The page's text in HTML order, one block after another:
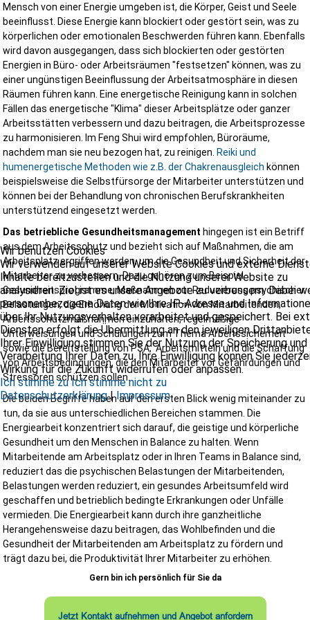
praxisnahen Lösungen
rechtssicherer Dokumentation
wirtschaftlichem Blick auf Ihr Bauprojekt
Wir verstehen uns nicht als Kontrolleur, sondern als Partner für
sicheren und erfolgreichen Bauablauf.
Jetzt Angebot anfordern und Ihr Bauprojekt professionell absichern!
Für welche Bauprojekte bieten wir SiGeKo-
an?
Unsere Leistungen eignen sich unter anderem für:
Wohnungsbau
Gewerbebauten
Industrieanlagen
öffentliche Bauvorhaben
Umbauten
Sanierungen
Infrastrukturprojekte
kommunale Bauvorhaben
Ganz gleich, ob kleines Bauprojekt oder Großbaustelle – wir
unterstützen Sie individuell und bedarfsgerecht.
Warum sich eine frühzeitige Beauftragung lohnt
Je früher ein SiGeKo eingebunden wird, desto besser können
vermieden werden. Eine frühzeitige Koordination ermöglicht:
optimierte Bauabläufe
weniger Nachträge
geringere Unfallgefahr
bessere Zusammenarbeit der Gewerke
höhere Planungssicherheit
weniger Haftungsrisiken
Sicherheit beginnt nicht auf der Baustelle – sondern bereits am
Planungstisch.
Wir sorgen für eine sichere Baustelle als Ihr SiGeKo
Schleswig-Holstein
Ob Neubau, Umbau oder Sanierung, wir sorgen dafür, dass Ihr
sicher, effizient und rechtskonform umgesetzt wird. Planen Sie ein
Bauvorhaben und benötigen einen SiGeKo in Schleswig-Holstein,
Mensch von einer Energie umgeben ist, die Körper, Geist und Seele
beeinflusst. Diese Energie kann blockiert oder gestört sein, was zu
körperlichen oder emotionalen Beschwerden führen kann. Ebenfalls
wird davon ausgegangen, dass sich blockierten oder gestörten
Energien in Büro- oder Arbeitsräumen "festsetzen" können, was zu
einer ungünstigen Beeinflussung der Arbeitsatmosphäre in diesen
Räumen führen kann. Eine energetische Reinigung kann in solchen
Fällen das energetische "Klima" dieser Arbeitsplätze oder ganzer
Arbeitsstätten verbessern und dazu beitragen, die Arbeitsprozesse
zu harmonisieren. Im Feng Shui wird empfohlen, Büroräume,
nachdem man sie neu bezogen hat, zu reinigen. Reiki und
humenergetische Methoden wie z.B. der Chakrenausgleich können
beispielsweise die Selbstfürsorge der Mitarbeiter unterstützen und
können bei der Behandlung von chronischen Berufskrankheiten
unterstützend eingesetzt werden.
Das betriebliche Gesundheitsmanagement hingegen ist ein Betriff
aus dem Arbeitsschutz und bezieht sich auf Maßnahmen, die am
Arbeitsplatz ergriffen werden, um die Gesundheit und Sicherheit der
Mitarbeiter zu verbessern. Dazu gehören zum Beispiel
Gesundheitsprogramme, Maßnahmen zur Reduzierung psychischer
Belastungen, die Erhöhung der Motivation von Mitarbeitenden,
Arbeitsschutzmaßnahmen einzuhalten, regelmäßige
Unterweisungen und Schulungen zum Thema Arbeitssicherheit
sowie die Bereitstellung von PSA, Arbeitsmitteln und die Schaffung
von Arbeitsbedingungen, die den Mitarbeiter vor Gefährdungen und
Stressoren schützen sollen.
Die beiden Begriffe haben auf den ersten Blick wenig miteinander zu
tun, da sie aus unterschiedlichen Bereichen stammen. Die
Energiearbeit konzentriert sich darauf, die geistige und körperliche
Gesundheit um den Menschen in Balance zu halten. Wenn
Mitarbeitende am Arbeitsplatz oder in Ihren Teams in Balance sind,
reduziert das die psychischen Belastungen der Mitarbeitenden,
Belastungen werden reduziert, ein gesundes Arbeitsumfeld wird
geschaffen und betrieblich bedingte Erkrankungen oder Unfälle
vermieden. Die Energiearbeit kann durch ihre ganzheitliche
Herangehensweise dazu beitragen, das Wohlbefinden und die
Gesundheit der Mitarbeitenden am Arbeitsplatz zu fördern und
trägt dazu bei, die Produktivität Ihrer Mitarbeiter zu erhöhen.
Gern bin ich persönlich für Sie da
Jetzt Kontakt aufnehmen und Angebot anfordern
Wir benutzen Cookies
Wir verwenden auf unserer Website Cookies und externe
Inhalte bereitzustellen und die Nutzung unserer Website zu
analysieren. Ziel ist es unsere Angebote zu verbessern. Dabei
personenbezogene Daten wie Ihre IP-Adresse und
über Ihr Nutzungsverhalten verarbeitet und gespeichert. Bei
Diensten erfolgt die Übermittlung an den jeweiligen
Ihrer Einwilligung stimmen Sie der Nutzung der Speicherung und
Verarbeitung Ihrer Daten zu. Ihre Einwilligung können Sie
Wirkung für die Zukunft widerrufen oder anpassen.
Ich stimme zu Ich stimme nicht zu
Datenschutzerklärung|Impressum